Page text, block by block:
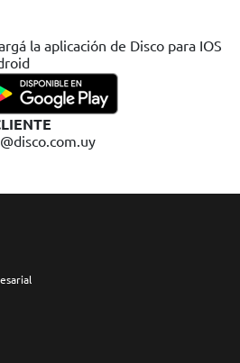
la aplicación de Disco para IOS